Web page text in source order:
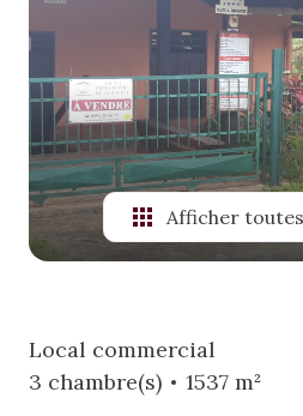
estimation
Afficher
Local commercial
3 chambre(s)
1537 m²